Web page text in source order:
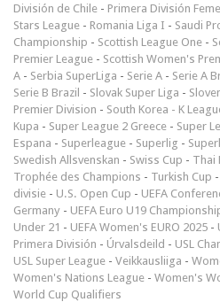
División de Chile - Primera División
Stars League - Romania Liga I - Saudi
Championship - Scottish League One -
Premier League - Scottish Women's
A - Serbia SuperLiga - Serie A - Serie A
Serie B Brazil - Slovak Super Liga -
Premier Division - South Korea - K
Kupa - Super League 2 Greece - Super
Espana - Superleague - Superlig -
Swedish Allsvenskan - Swiss Cup - Thai
Trophée des Champions - Turkish Cup -
divisie - U.S. Open Cup - UEFA
Germany - UEFA Euro U19
Under 21 - UEFA Women's EURO 2025 -
Primera División - Úrvalsdeild - USL
USL Super League - Veikkausliiga -
Women's Nations League - Women's
World Cup Qualifiers